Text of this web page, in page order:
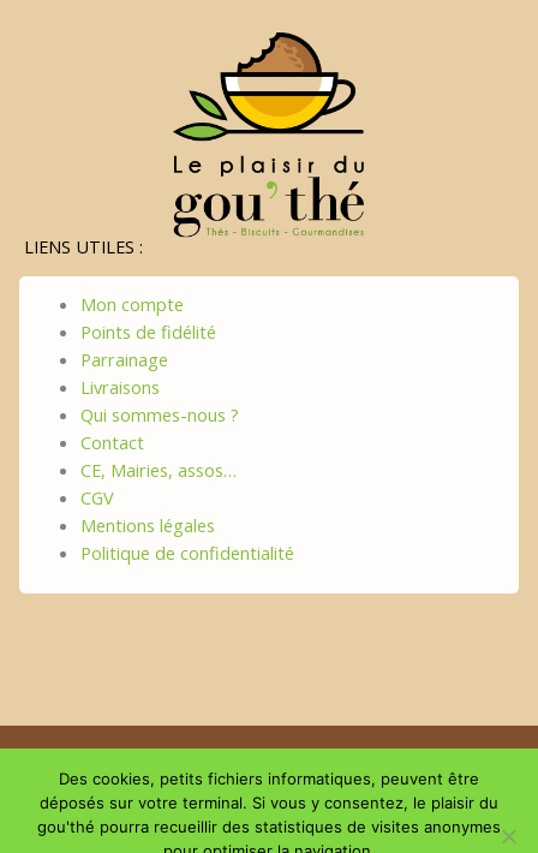
LIENS UTILES :
Mon compte
Points de fidélité
Parrainage
Livraisons
Qui sommes-nous ?
Contact
CE, Mairies, assos…
CGV
Mentions légales
Politique de confidentialité
Copyright © 2026 | Le plaisir du GouThé
Suivez-nous sur les réseaux
Des cookies, petits fichiers informatiques, peuvent être
déposés sur votre terminal. Si vous y consentez, le plaisir du
gou'thé pourra recueillir des statistiques de visites anonymes